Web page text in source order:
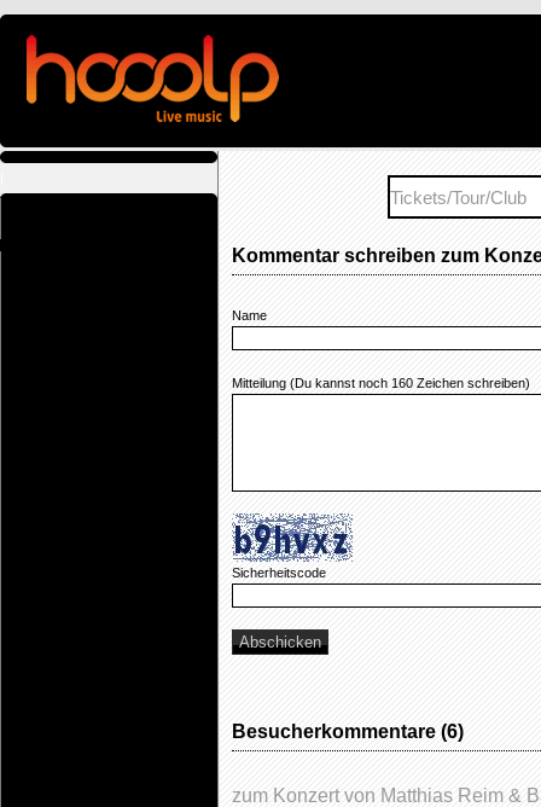
Kommentar schreiben zum
Name
Mitteilung (Du kannst noch 160 Zeichen schreiben)
Sicherheitscode
Besucherkommentare (6)
zum Konzert von Matthias Reim &